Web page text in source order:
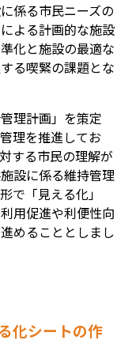
係る市民ニーズの
よる計画的な施設
化と施設の最適な
る喫緊の課題とな
理計画」を策定
理を推進してお
する市民の理解が
設に係る維持管理
で「見える化」
用促進や利便性向
めることとしまし
化シートの作